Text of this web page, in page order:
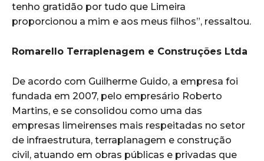
tenho gratidão por tudo que Limeira
proporcionou a mim e aos meus filhos”, ressaltou.
Romarello Terraplenagem e Construções Ltda
De acordo com Guilherme Guido, a empresa foi
fundada em 2007, pelo empresário Roberto
Martins, e se consolidou como uma das
empresas limeirenses mais respeitadas no setor
de infraestrutura, terraplanagem e construção
civil, atuando em obras públicas e privadas que